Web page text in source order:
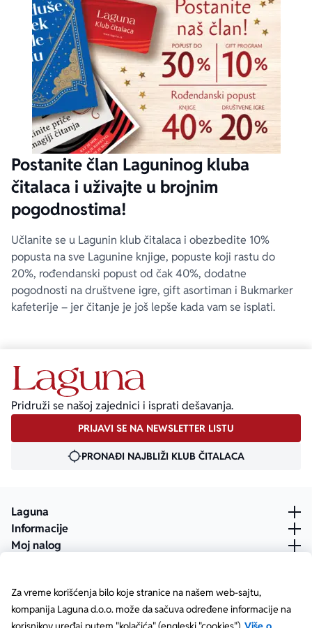
Za vreme korišćenja bilo koje stranice na našem web-sajtu,
kompanija Laguna d.o.o. može da sačuva određene informacije na
Postanite član Laguninog kluba
čitalaca i uživajte u brojnim
pogodnostima!
Učlanite se u Lagunin klub čitalaca i obezbedite 10%
popusta na sve Lagunine knjige, popuste koji rastu do
20%, rođendanski popust od čak 40%, dodatne
pogodnosti na društvene igre, gift asortiman i Bukmarker
kafeterije – jer čitanje je još lepše kada vam se isplati.
Pridruži se našoj zajednici i isprati dešavanja.
PRIJAVI SE NA NEWSLETTER LISTU
PRONAĐI NAJBLIŽI KLUB ČITALACA
Laguna
Informacije
Moj nalog